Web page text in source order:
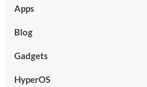
Apps
Blog
Gadgets
HyperOS